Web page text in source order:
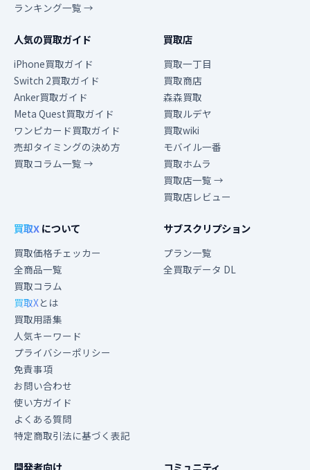
ランキング一覧 →
人気の買取ガイド
iPhone買取ガイド
Switch 2買取ガイド
Anker買取ガイド
Meta Quest買取ガイド
ワンピカード買取ガイド
売却タイミングの決め方
買取コラム一覧 →
買取店
買取一丁目
買取商店
森森買取
買取ルデヤ
買取wiki
モバイル一番
買取ホムラ
買取店一覧 →
買取店レビュー
買取Xについて
買取価格チェッカー
全商品一覧
買取コラム
買取Xとは
買取用語集
人気キーワード
プライバシーポリシー
免責事項
お問い合わせ
使い方ガイド
よくある質問
特定商取引法に基づく表記
サブスクリプション
プラン一覧
全買取データ DL
開発者向け コミュニティ